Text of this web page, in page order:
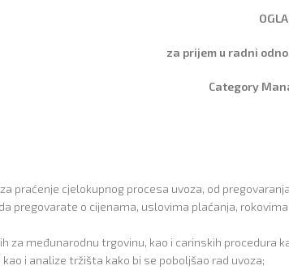
za prijem u radni
Category
praćenje cjelokupnog procesa uvoza, od
pregovarate o cijenama, uslovima plaćanja,
za međunarodnu trgovinu, kao i carinskih procedura
i analize tržišta kako bi se poboljšao rad uvoza;